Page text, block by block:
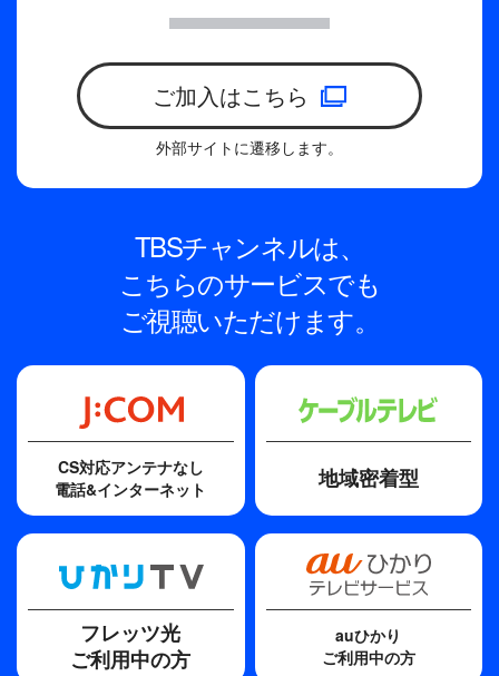
ご加入はこちら
外部サイトに遷移します。
TBSチャンネルは、
こちらのサービスでも
ご視聴いただけます。
CS対応アンテナなし
電話&インターネット
地域密着型
フレッツ光
ご利用中の方
auひかり
ご利用中の方